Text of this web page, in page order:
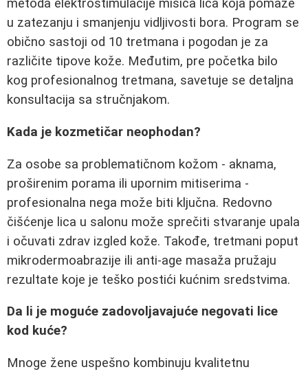
metoda elektrostimulacije mišića lica koja pomaže
u zatezanju i smanjenju vidljivosti bora. Program se
obično sastoji od 10 tretmana i pogodan je za
različite tipove kože. Međutim, pre početka bilo
kog profesionalnog tretmana, savetuje se detaljna
konsultacija sa stručnjakom.
Kada je kozmetičar neophodan?
Za osobe sa problematičnom kožom - aknama,
proširenim porama ili upornim mitiserima -
profesionalna nega može biti ključna. Redovno
čišćenje lica u salonu može sprečiti stvaranje upala
i očuvati zdrav izgled kože. Takođe, tretmani poput
mikrodermoabrazije ili anti-age masaža pružaju
rezultate koje je teško postići kućnim sredstvima.
Da li je moguće zadovoljavajuće negovati lice
kod kuće?
Mnoge žene uspešno kombinuju kvalitetnu